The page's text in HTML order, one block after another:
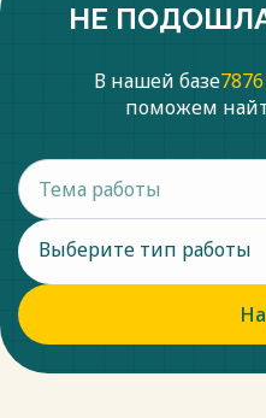
НЕ
В нашей базе
поможем
Выберите тип работы